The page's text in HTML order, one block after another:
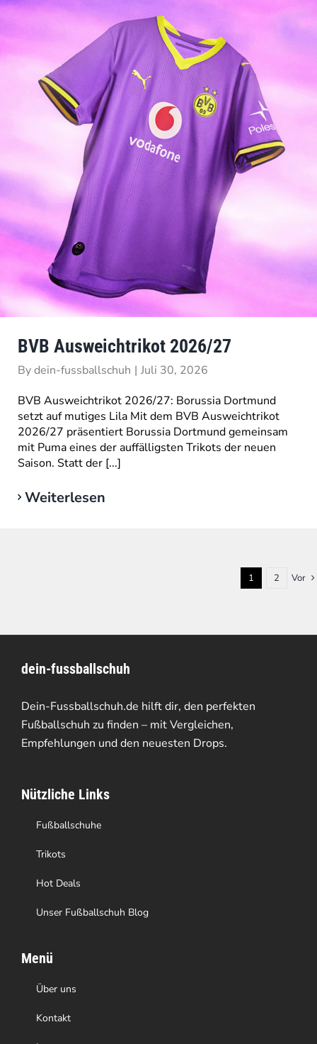
BVB Ausweichtrikot 2026/27
Bydein-fussballschuh | Juli 30, 2026
BVB Ausweichtrikot 2026/27: Borussia Dortmund
setzt auf mutiges Lila Mit dem BVB Ausweichtrikot
2026/27 präsentiert Borussia Dortmund gemeinsam
mit Puma eines der auffälligsten Trikots der neuen
Saison. Statt der [...]
Weiterlesen
1 2 Vor
dein-fussballschuh
Dein-Fussballschuh.de hilft dir, den perfekten
Fußballschuh zu finden – mit Vergleichen,
Empfehlungen und den neuesten Drops.
Nützliche Links
Fußballschuhe
Trikots
Hot Deals
Unser Fußballschuh Blog
Menü
Über uns
Kontakt